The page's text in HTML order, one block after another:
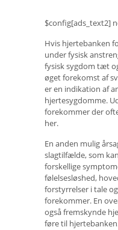
$config[ads_text2]
Hvis hjertebanken
under fysisk
fysisk sygdom tæt
øget forekomst af
er en indikation af
hjertesygdomme.
forekommer der
her.
En anden mulig
slagtilfælde, som
forskellige
følelsesløshed,
forstyrrelser i tale
forekommer. En
også fremskynde
føre til